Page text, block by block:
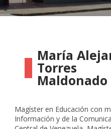
María
Torres
Maldonado
Magíster en Educación con
Información y de la